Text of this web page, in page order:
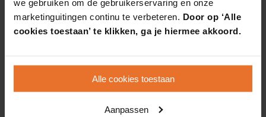
we gebruiken om de gebruikerservaring en onze
marketinguitingen continu te verbeteren. Door op ‘Alle
cookies toestaan’ te klikken, ga je hiermee akkoord.
Alle cookies toestaan
Aanpassen